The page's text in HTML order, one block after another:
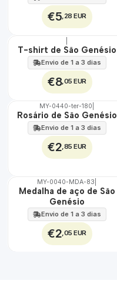
€5,28 EUR
🇵🇹
100%
T-shirt de São Genésio
Envio de 1 a 3 dias
€8,05 EUR
🇵🇹
100%
MY-0440-ter-180
Rosário de São Genésio
Envio de 1 a 3 dias
€2,85 EUR
🇵🇹
ÁGUA
MY-0040-MDA-83
Medalha de aço de São
Genésio
Envio de 1 a 3 dias
€2,05 EUR